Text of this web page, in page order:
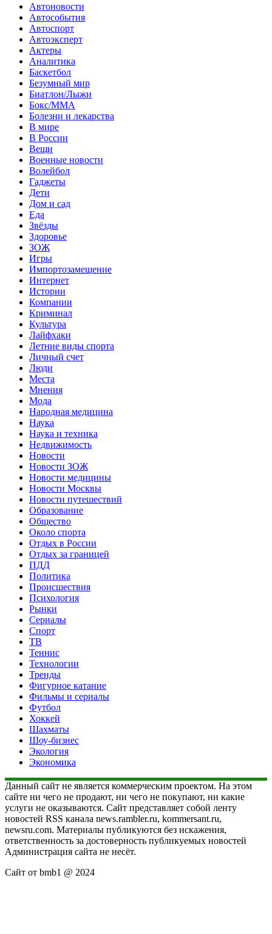
Автоновости
Автособытия
Автоспорт
Автоэксперт
Актеры
Аналитика
Баскетбол
Безумный мир
Биатлон/Лыжи
Бокс/MMA
Болезни и лекарства
В мире
В России
Вещи
Военные новости
Волейбол
Гаджеты
Дети
Дом и сад
Еда
Звёзды
Здоровье
ЗОЖ
Игры
Импортозамещение
Интернет
Истории
Компании
Криминал
Культура
Лайфхаки
Летние виды спорта
Личный счет
Люди
Места
Мнения
Мода
Народная медицина
Наука
Наука и техника
Недвижимость
Новости
Новости ЗОЖ
Новости медицины
Новости Москвы
Новости путешествий
Образование
Общество
Около спорта
Отдых в России
Отдых за границей
ПДД
Политика
Происшествия
Психология
Рынки
Сериалы
Спорт
ТВ
Теннис
Технологии
Тренды
Фигурное катание
Фильмы и сериалы
Футбол
Хоккей
Шахматы
Шоу-бизнес
Экология
Экономика
Данный сайт не является коммерческим проектом. На этом
сайте ни чего не продают, ни чего не покупают, ни какие
услуги не оказываются. Сайт представляет собой ленту
новостей RSS канала news.rambler.ru, kommersant.ru,
newsru.com. Материалы публикуются без искажения,
ответственность за достоверность публикуемых новостей
Администрация сайта не несёт.
Сайт от bmb1 @ 2024